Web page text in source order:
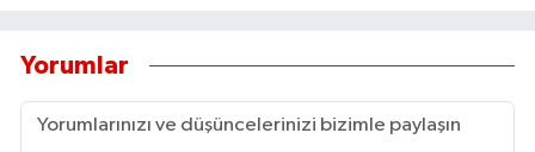
Yorumlar